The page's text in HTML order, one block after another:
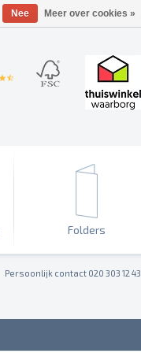
Folders
Persoonlijk contact 020 303 12 43
Nee Meer over cookies »